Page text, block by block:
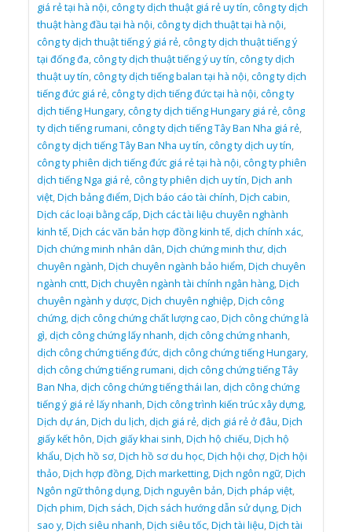
giá rẻ tại hà nội,công ty dịch thuật giá rẻ uy tín,công ty dịch
thuật hàng đầu tại hà nội,công ty dịch thuật tại hà nội,
công ty dịch thuật tiếng ý giá rẻ,công ty dịch thuật tiếng ý
tại đống đa,công ty dịch thuật tiếng ý uy tín,công ty dịch
thuật uy tín,công ty dịch tiếng balan tại hà nội,công ty dịch
tiếng đức giá rẻ,công ty dịch tiếng đức tại hà nội,công ty
dịch tiếng Hungary,công ty dịch tiếng Hungary giá rẻ,công
ty dịch tiếng rumani,công ty dịch tiếng Tây Ban Nha giá rẻ,
công ty dịch tiếng Tây Ban Nha uy tín,công ty dịch uy tín,
công ty phiên dịch tiếng đức giá rẻ tại hà nội,công ty phiên
dịch tiếng Nga giá rẻ,công ty phiên dịch uy tín,Dịch anh
việt,Dịch bảng điểm,Dịch báo cáo tài chính,Dịch cabin,
Dịch các loại bằng cấp,Dịch các tài liệu chuyên nghành
kinh tế,Dịch các văn bản hợp đồng kinh tế,dịch chính xác,
Dịch chứng minh nhân dân,Dịch chứng minh thư,dịch
chuyên ngành,Dịch chuyên ngành bảo hiểm,Dịch chuyên
ngành cntt,Dịch chuyên ngành tài chính ngân hàng,Dịch
chuyên ngành y dược,Dịch chuyên nghiệp,Dịch công
chứng,dịch công chứng chất lượng cao,Dịch công chứng là
gì,dịch công chứng lấy nhanh,dịch công chứng nhanh,
dịch công chứng tiếng đức,dịch công chứng tiếng Hungary,
dịch công chứng tiếng rumani,dịch công chứng tiếng Tây
Ban Nha,dịch công chứng tiếng thái lan,dịch công chứng
tiếng ý giá rẻ lấy nhanh,Dịch công trình kiến trúc xây dựng,
Dịch dự án,Dịch du lịch,dịch giá rẻ,dịch giá rẻ ở đâu,Dịch
giấy kết hôn,Dịch giấy khai sinh,Dịch hộ chiếu,Dịch hộ
khẩu,Dịch hồ sơ,Dịch hồ sơ du học,Dịch hội chợ,Dịch hội
thảo,Dịch hợp đồng,Dịch marketting,Dịch ngôn ngữ,Dịch
Ngôn ngữ thông dụng,Dịch nguyên bản,Dịch pháp việt,
Dịch phim,Dịch sách,Dịch sách hướng dẫn sử dụng,Dịch
sao y,Dịch siêu nhanh,Dịch siêu tốc,Dịch tài liệu,Dịch tài